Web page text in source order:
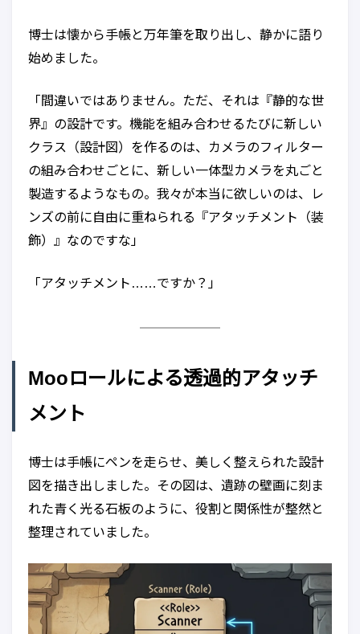
博士は懐から手帳と万年筆を取り出し、静かに語り
始めました。
「間違いではありません。ただ、それは『静的な世
界』の設計です。機能を組み合わせるたびに新しい
クラス（設計図）を作るのは、カメラのフィルター
の組み合わせごとに、新しい一体型カメラを丸ごと
製造するようなもの。我々が本当に欲しいのは、レ
ンズの前に自由に重ねられる『アタッチメント（装
飾）』なのですな」
「アタッチメント……ですか？」
Mooロールによる透過的アタッチ
メント
博士は手帳にペンを走らせ、美しく整えられた設計
図を描き出しました。その図は、遺跡の壁画に刻ま
れた青く光る石板のように、役割と関係性が整然と
整理されていました。